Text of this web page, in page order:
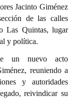
Jacinto Giménez
de las calles
Las Quintas, lugar
y política.
un nuevo acto
reuniendo a
y autoridades
reivindicar su